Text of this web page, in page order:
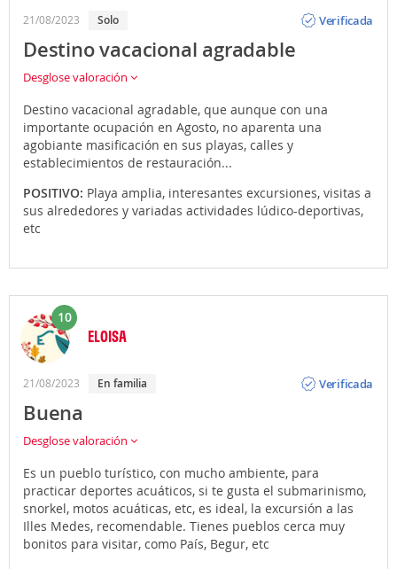
21/08/2023 Solo
Verificada
Destino vacacional agradable
Desglose valoración
Destino vacacional agradable, que aunque con una
importante ocupación en Agosto, no aparenta una
agobiante masificación en sus playas, calles y
establecimientos de restauración...
POSITIVO: Playa amplia, interesantes excursiones, visitas a
sus alrededores y variadas actividades lúdico-deportivas,
etc
10
ELOISA
21/08/2023 En familia
Verificada
Buena
Desglose valoración
Es un pueblo turístico, con mucho ambiente, para
practicar deportes acuáticos, si te gusta el submarinismo,
snorkel, motos acuáticas, etc, es ideal, la excursión a las
Illes Medes, recomendable. Tienes pueblos cerca muy
bonitos para visitar, como País, Begur, etc